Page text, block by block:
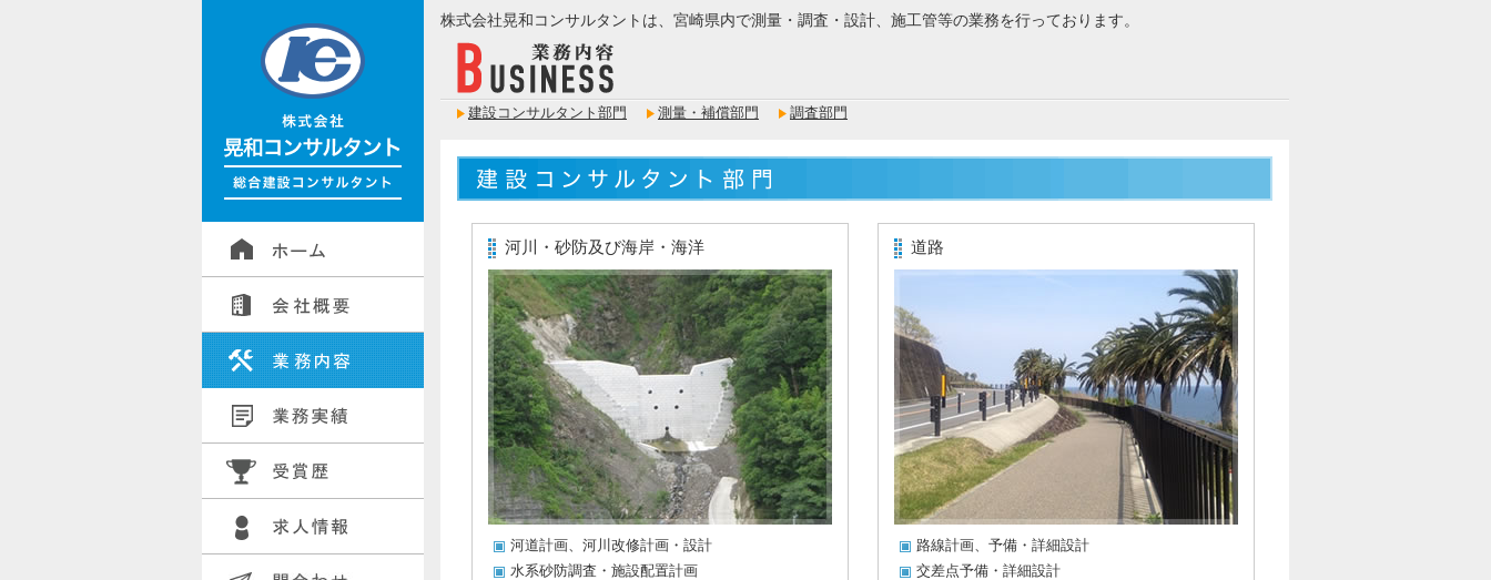
株式会社晃和コンサルタントは、宮崎県内で測量・調査・設計、施工管等の業務を行っております。
建設コンサルタント部門 測量・補償部門 調査部門
河川・砂防及び海岸・海洋
河道計画、河川改修計画・設計
水系砂防調査・施設配置計画
道路
路線計画、予備・詳細設計
交差点予備・詳細設計